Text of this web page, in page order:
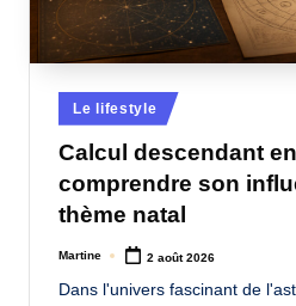
Posted
in
Le lifestyle
Calcul descendant
comprendre son
thème natal
Posted
Martine 2 août 2026
Dans l'univers fascinant de